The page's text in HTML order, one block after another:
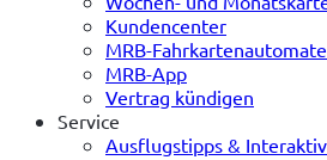
Kundencenter
MRB-
MRB-App
Vertrag kündigen
Service
Ausflugstipps &